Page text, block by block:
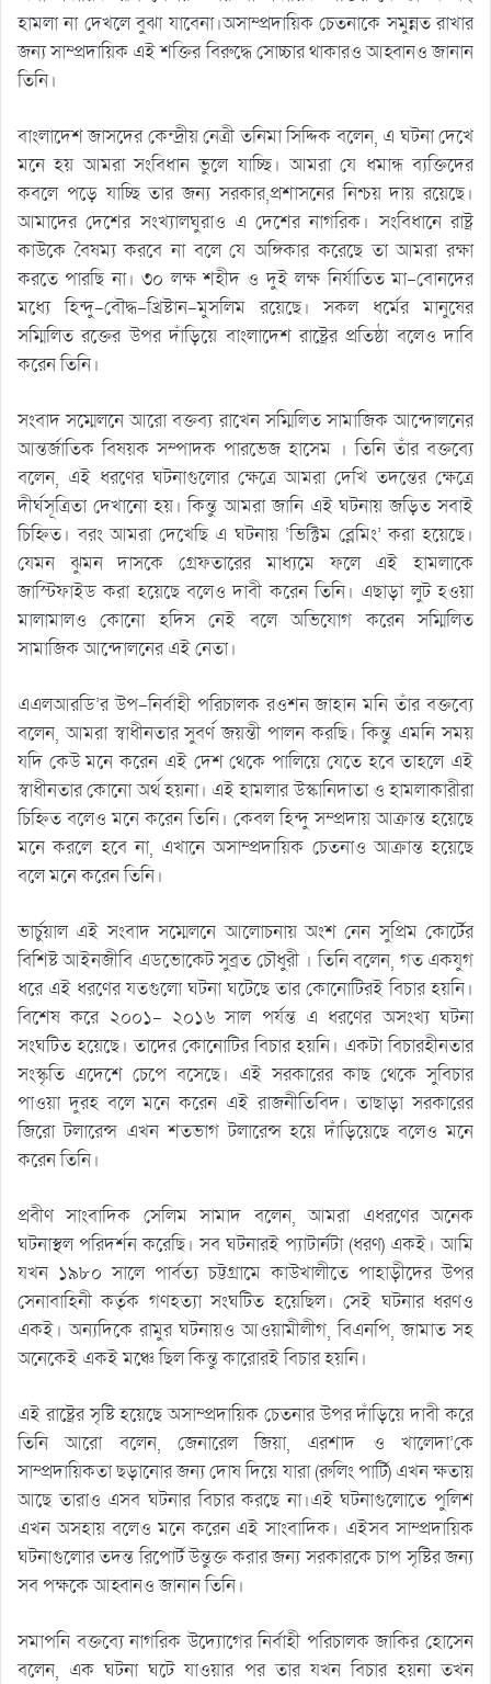
হামলা না দেখলে বুঝা যাবেনা।অসাম্প্রদায়িক চেতনাকে সমুন্নত রাখার
জন্য সাম্প্রদায়িক এই শক্তির বিরুদ্ধে সোচ্চার থাকারও আহ্বানও জানান
তিনি।
বাংলাদেশ জাসদের কেন্দ্রীয় নেত্রী তনিমা সিদ্দিক বলেন, এ ঘটনা দেখে
মনে হয় আমরা সংবিধান ভুলে যাচ্ছি। আমরা যে ধমান্ধ ব্যক্তিদের
কবলে পড়ে যাচ্ছি তার জন্য সরকার,প্রশাসনের নিশ্চয় দায় রয়েছে।
আমাদের দেশের সংখ্যালঘুরাও এ দেশের নাগরিক। সংবিধানে রাষ্ট্র
কাউকে বৈষম্য করবে না বলে যে অঙ্গিকার করেছে তা আমরা রক্ষা
করতে পারছি না। ৩০ লক্ষ শহীদ ও দুই লক্ষ নির্যাতিত মা-বোনদের
মধ্যে হিন্দু-বৌদ্ধ-খ্রিষ্টান-মুসলিম রয়েছে। সকল ধর্মের মানুষের
সম্মিলিত রক্তের উপর দাঁড়িয়ে বাংলাদেশ রাষ্ট্রের প্রতিষ্ঠা বলেও দাবি
করেন তিনি।
সংবাদ সম্মেলনে আরো বক্তব্য রাখেন সম্মিলিত সামাজিক আন্দোলনের
আন্তর্জাতিক বিষয়ক সম্পাদক পারভেজ হাসেম । তিনি তাঁর বক্তব্যে
বলেন, এই ধরণের ঘটনাগুলোর ক্ষেত্রে আমরা দেখি তদন্তের ক্ষেত্রে
দীর্ঘসূত্রিতা দেখানো হয়। কিন্তু আমরা জানি এই ঘটনায় জড়িত সবাই
চিহ্নিত। বরং আমরা দেখেছি এ ঘটনায় ‘ভিক্টিম ব্লেমিং’ করা হয়েছে।
যেমন ঝুমন দাসকে গ্রেফতারের মাধ্যমে ফলে এই হামলাকে
জাস্টিফাইড করা হয়েছে বলেও দাবী করেন তিনি। এছাড়া লুট হওয়া
মালামালও কোনো হদিস নেই বলে অভিযোগ করেন সম্মিলিত
সামাজিক আন্দোলনের এই নেতা।
এএলআরডি’র উপ-নির্বাহী পরিচালক রওশন জাহান মনি তাঁর বক্তব্যে
বলেন, আমরা স্বাধীনতার সুবর্ণ জয়ন্তী পালন করছি। কিন্তু এমনি সময়
যদি কেউ মনে করেন এই দেশ থেকে পালিয়ে যেতে হবে তাহলে এই
স্বাধীনতার কোনো অর্থ হয়না। এই হামলার উস্কানিদাতা ও হামলাকারীরা
চিহ্নিত বলেও মনে করেন তিনি। কেবল হিন্দু সম্প্রদায় আক্রান্ত হয়েছে
মনে করলে হবে না, এখানে অসাম্প্রদায়িক চেতনাও আক্রান্ত হয়েছে
বলে মনে করেন তিনি।
ভার্চুয়াল এই সংবাদ সম্মেলনে আলোচনায় অংশ নেন সুপ্রিম কোর্টের
বিশিষ্ট আইনজীবি এডভোকেট সুব্রত চৌধুরী । তিনি বলেন, গত একযুগ
ধরে এই ধরণের যতগুলো ঘটনা ঘটেছে তার কোনোটিরই বিচার হয়নি।
বিশেষ করে ২০০১- ২০১৬ সাল পর্যন্ত এ ধরণের অসংখ্য ঘটনা
সংঘটিত হয়েছে। তাদের কোনোটির বিচার হয়নি। একটা বিচারহীনতার
সংস্কৃতি এদেশে চেপে বসেছে। এই সরকারের কাছ থেকে সুবিচার
পাওয়া দুরহ বলে মনে করেন এই রাজনীতিবিদ। তাছাড়া সরকারের
জিরো টলারেন্স এখন শতভাগ টলারেন্স হয়ে দাঁড়িয়েছে বলেও মনে
করেন তিনি।
প্রবীণ সাংবাদিক সেলিম সামাদ বলেন, আমরা এধরণের অনেক
ঘটনাস্থল পরিদর্শন করেছি। সব ঘটনারই প্যাটার্নটা (ধরণ) একই। আমি
যখন ১৯৮০ সালে পার্বত্য চট্টগ্রামে কাউখালীতে পাহাড়ীদের উপর
সেনাবাহিনী কর্তৃক গণহত্যা সংঘটিত হয়েছিল। সেই ঘটনার ধরণও
একই। অন্যদিকে রামুর ঘটনায়ও আওয়ামীলীগ, বিএনপি, জামাত সহ
অনেকেই একই মঞ্চে ছিল কিন্তু কারোরই বিচার হয়নি।
এই রাষ্ট্রের সৃষ্টি হয়েছে অসাম্প্রদায়িক চেতনার উপর দাঁড়িয়ে দাবী করে
তিনি আরো বলেন, জেনারেল জিয়া, এরশাদ ও খালেদা’কে
সাম্প্রদায়িকতা ছড়ানোর জন্য দোষ দিয়ে যারা (রুলিং পার্টি) এখন ক্ষতায়
আছে তারাও এসব ঘটনার বিচার করছে না।এই ঘটনাগুলোতে পুলিশ
এখন অসহায় বলেও মনে করেন এই সাংবাদিক। এইসব সাম্প্রদায়িক
ঘটনাগুলোর তদন্ত রিপোর্ট উন্তুক্ত করার জন্য সরকারকে চাপ সৃষ্টির জন্য
সব পক্ষকে আহ্বানও জানান তিনি।
সমাপনি বক্তব্যে নাগরিক উদ্যোগের নির্বাহী পরিচালক জাকির হোসেন
বলেন, এক ঘটনা ঘটে যাওয়ার পর তার যখন বিচার হয়না তখন